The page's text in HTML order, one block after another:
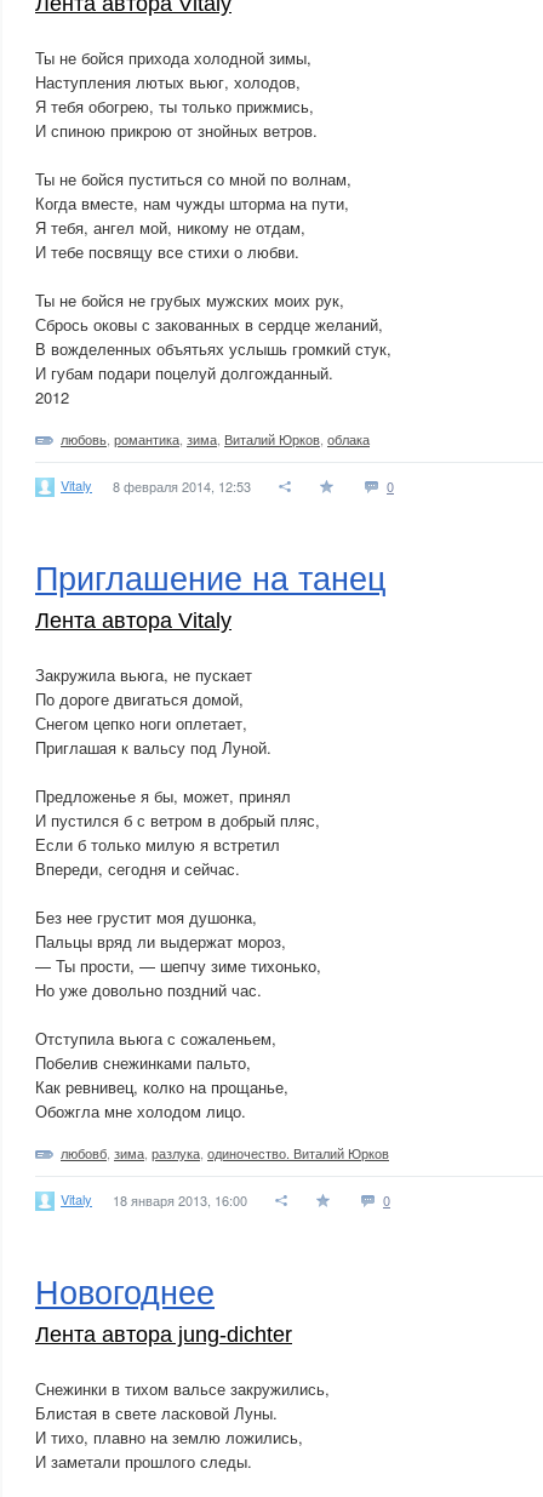
Ты не бойся прихода холодной зимы,
Наступления лютых вьюг, холодов,
Я тебя обогрею, ты только прижмись,
И спиною прикрою от знойных ветров.
Ты не бойся пуститься со мной по волнам,
Когда вместе, нам чужды шторма на пути,
Я тебя, ангел мой, никому не отдам,
И тебе посвящу все стихи о любви.
Ты не бойся не грубых мужских моих рук,
Сбрось оковы с закованных в сердце желаний,
В вожделенных объятьях услышь громкий стук,
И губам подари поцелуй долгожданный.
2012
любовь романтика зима Виталий Юрков облака
Vitaly 8 февраля 2014, 12:53 0
Приглашение на танец
Лента автора Vitaly
Закружила вьюга, не пускает
По дороге двигаться домой,
Снегом цепко ноги оплетает,
Приглашая к вальсу под Луной.
Предложенье я бы, может, принял
И пустился б с ветром в добрый пляс,
Если б только милую я встретил
Впереди, сегодня и сейчас.
Без нее грустит моя душонка,
Пальцы вряд ли выдержат мороз,
— Ты прости, — шепчу зиме тихонько,
Но уже довольно поздний час.
Отступила вьюга с сожаленьем,
Побелив снежинками пальто,
Как ревнивец, колко на прощанье,
Обожгла мне холодом лицо.
любовб зима разлука одиночество. Виталий Юрков
Vitaly 18 января 2013, 16:00 0
Новогоднее
Лента автора jung-dichter
Снежинки в тихом вальсе закружились,
Блистая в свете ласковой Луны.
И тихо, плавно на землю ложились,
И заметали прошлого следы.